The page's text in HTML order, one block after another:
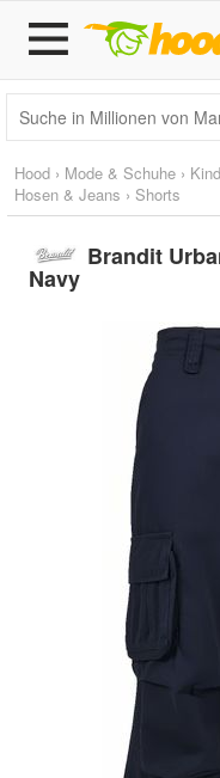
Hood › Mode & Schuhe ›
Hosen & Jeans › Shorts
Brandit
Navy